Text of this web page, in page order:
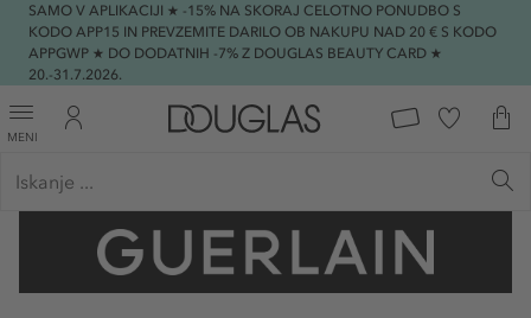
SAMO V APLIKACIJI ★ -15% NA SKORAJ CELOTNO PONUDBO S
KODO APP15 IN PREVZEMITE DARILO OB NAKUPU NAD 20 € S KODO
APPGWP ★ DO DODATNIH -7% Z DOUGLAS BEAUTY CARD ★
20.-31.7.2026.
MENI